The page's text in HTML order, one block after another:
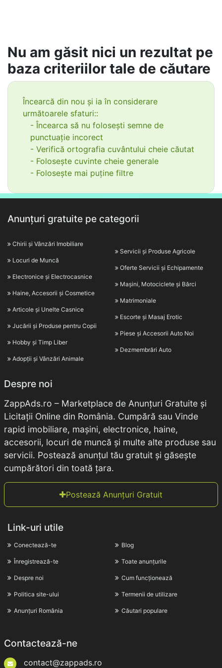
Nu am găsit nici un rezultat pe
baza criteriilor tale de căutare
Încearcă din nou și ia în considerare
următoarele sfaturi::
- Încearca să nu folosești semne de
punctuație incorect
- Verifică ortografia cuvântului cheie căutat
- Folosește cuvinte cheie generale
- Folosește mai puține filtre
Anunțuri gratuite pe categorii
Chirii și Vânzări Imobiliare
Locuri de Muncă
Electronice și Electrocasnice
Haine, Accesorii și Cosmetice
Articole și Unelte Casnice
Jucării și Produse pentru Copii
Hobby și Timp Liber
Adopții și Vânzări Animale
Servicii și Produse Agricole
Oferte Servicii și Echipamente
Mașini, Motociclete și Bărci
Matrimoniale
Escorte și Masaj Erotic
Piese și Accesorii Auto Noi
Dezmembrări Auto
Despre noi
ZappAds.ro – Marketplace de Anunțuri Gratuite și
Licitații Online din România. Cumpără sau Vinde
rapid imobiliare, mașini, electronice, haine,
accesorii, locuri de muncă și multe alte produse sau
servicii. Postează anunțul tău gratuit și găsește
cumpărători din toată țara.
Postează Anunțuri Gratuit
Link-uri utile
Conectează-te
Înregistrează-te
Despre noi
Politica site-ului
Anunțuri România
Blog
Toate anunțurile
Cum funcționează
Termenii de utilizare
Căutari populare
Contactează-ne
contact@zappads.ro